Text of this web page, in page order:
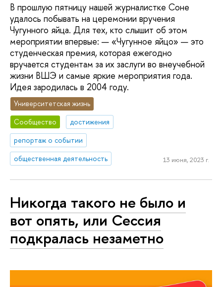
В прошлую пятницу нашей журналистке Соне
удалось побывать на церемонии вручения
Чугунного яйца. Для тех, кто слышит об этом
мероприятии впервые: — «Чугунное яйцо» — это
студенческая премия, которая ежегодно
вручается студентам за их заслуги во внеучебной
жизни ВШЭ и самые яркие мероприятия года.
Идея зародилась в 2004 году.
Университетская жизнь
Сообщество
достижения
репортаж о событии
общественная деятельность
13 июня, 2023 г.
Никогда такого не было и
вот опять, или Сессия
подкралась незаметно